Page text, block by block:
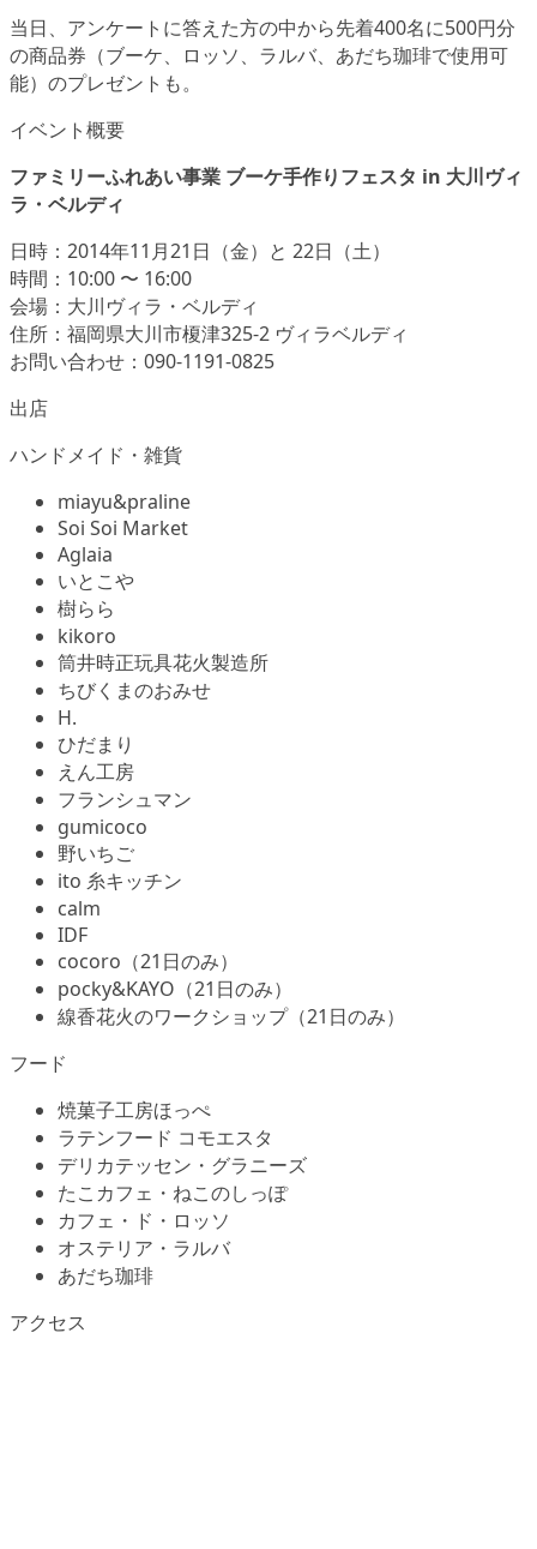
当日、アンケートに答えた方の中から先着400名に500円分
の商品券（ブーケ、ロッソ、ラルバ、あだち珈琲で使用可
能）のプレゼントも。
イベント概要
ファミリーふれあい事業 ブーケ手作りフェスタ in 大川ヴィ
ラ・ベルディ
日時：2014年11月21日（金）と 22日（土）
時間：10:00 〜 16:00
会場：大川ヴィラ・ベルディ
住所：福岡県大川市榎津325-2 ヴィラベルディ
お問い合わせ：090-1191-0825
出店
ハンドメイド・雑貨
miayu&praline
Soi Soi Market
Aglaia
いとこや
樹らら
kikoro
筒井時正玩具花火製造所
ちびくまのおみせ
H.
ひだまり
えん工房
フランシュマン
gumicoco
野いちご
ito 糸キッチン
calm
IDF
cocoro（21日のみ）
pocky&KAYO（21日のみ）
線香花火のワークショップ（21日のみ）
フード
焼菓子工房ほっぺ
ラテンフード コモエスタ
デリカテッセン・グラニーズ
たこカフェ・ねこのしっぽ
カフェ・ド・ロッソ
オステリア・ラルバ
あだち珈琲
アクセス